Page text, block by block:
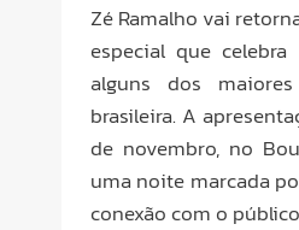
Zé Ramalho vai
especial que
alguns dos
brasileira. A
de novembro, no
uma noite marcada
conexão com o